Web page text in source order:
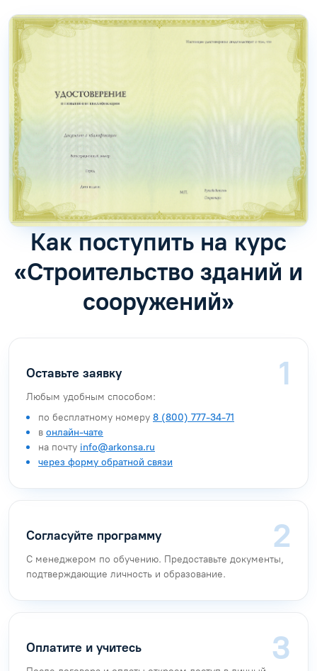
Как поступить на курс
«Строительство зданий и
сооружений»
Оставьте заявку
Любым удобным способом:
по бесплатному номеру 8 (800) 777-34-71
в онлайн-чате
на почту info@arkonsa.ru
через форму обратной связи
Согласуйте программу
С менеджером по обучению. Предоставьте документы,
подтверждающие личность и образование.
Оплатите и учитесь